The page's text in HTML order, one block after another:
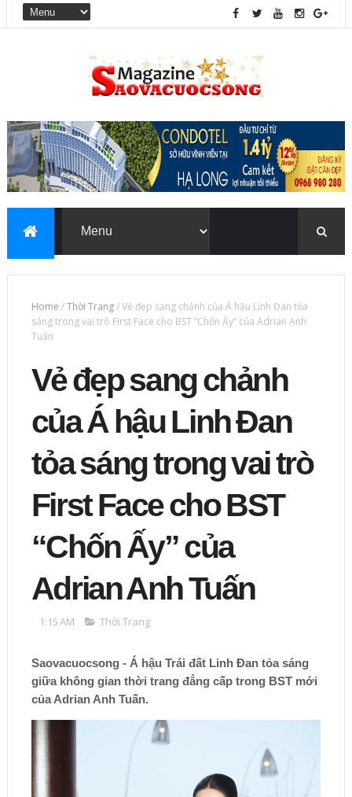
Home /Thời Trang/Vẻ đẹp sang chảnh của Á hậu Linh Đan tỏa
sáng trong vai trò First Face cho BST “Chốn Ấy” của Adrian Anh
Tuấn
Vẻ đẹp sang chảnh
của Á hậu Linh Đan
tỏa sáng trong vai trò
First Face cho BST
“Chốn Ấy” của
Adrian Anh Tuấn
1:15 AM Thời Trang
Saovacuocsong - Á hậu Trái đất Linh Đan tỏa sáng
giữa không gian thời trang đẳng cấp trong BST mới
của Adrian Anh Tuấn.